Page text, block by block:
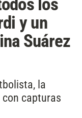
y un
Suárez
la
capturas